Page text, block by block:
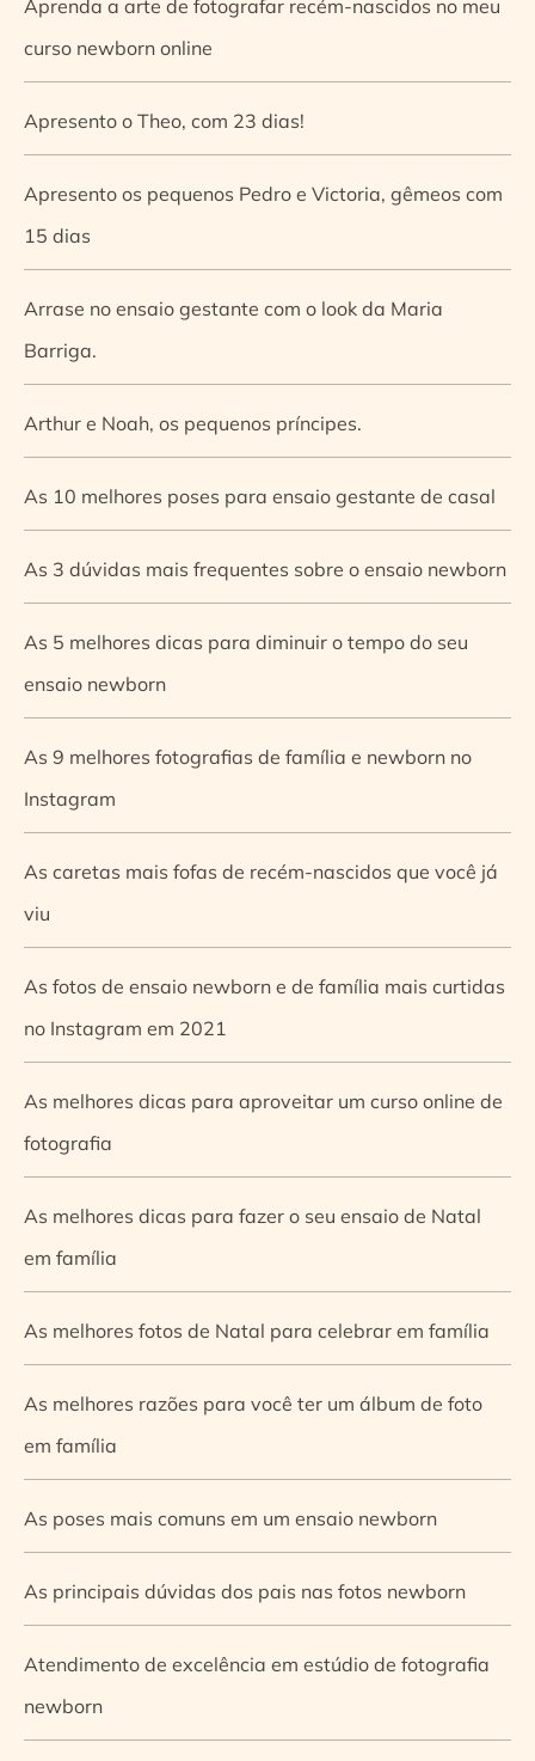
Aprenda a arte de fotografar recém-nascidos no meu
curso newborn online
Apresento o Theo, com 23 dias!
Apresento os pequenos Pedro e Victoria, gêmeos com
15 dias
Arrase no ensaio gestante com o look da Maria
Barriga.
Arthur e Noah, os pequenos príncipes.
As 10 melhores poses para ensaio gestante de casal
As 3 dúvidas mais frequentes sobre o ensaio newborn
As 5 melhores dicas para diminuir o tempo do seu
ensaio newborn
As 9 melhores fotografias de família e newborn no
Instagram
As caretas mais fofas de recém-nascidos que você já
viu
As fotos de ensaio newborn e de família mais curtidas
no Instagram em 2021
As melhores dicas para aproveitar um curso online de
fotografia
As melhores dicas para fazer o seu ensaio de Natal
em família
As melhores fotos de Natal para celebrar em família
As melhores razões para você ter um álbum de foto
em família
As poses mais comuns em um ensaio newborn
As principais dúvidas dos pais nas fotos newborn
Atendimento de excelência em estúdio de fotografia
newborn